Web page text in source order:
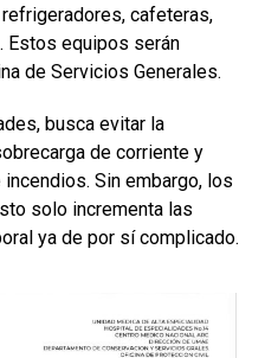
cafeteras,
Estos equipos serán
de Servicios Generales.
busca evitar la
de corriente y
Sin embargo, los
solo incrementa las
ya de por sí complicado.